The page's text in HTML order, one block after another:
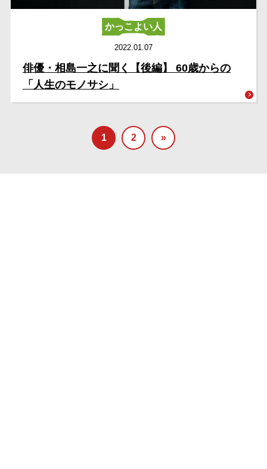
かっこよい人
2022.01.07
俳優・相島一之に聞く【後編】 60歳からの
「人生のモノサシ」
1 2 »